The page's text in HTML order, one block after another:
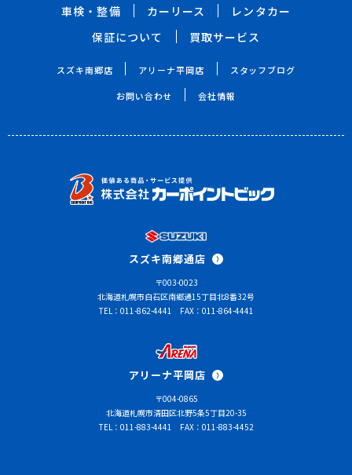
車検・整備
カーリース
レンタカー
保証について
買取サービス
スズキ南郷店 アリーナ平岡店 スタッフブログ
お問い合わせ 会社情報
スズキ南郷通店
〒003-0023
北海道札幌市白石区南郷通15丁目北8番32号
TEL：011-862-4441 FAX：011-864-4441
アリーナ平岡店
〒004-0865
北海道札幌市清田区北野5条5丁目20-35
TEL：011-883-4441 FAX：011-883-4452